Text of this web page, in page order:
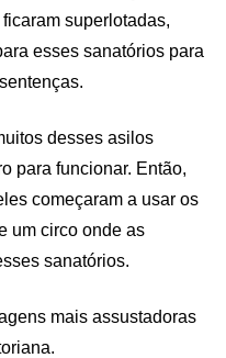
superlotadas,
esses sanatórios para
desses asilos
para funcionar. Então,
começaram a usar os
um circo onde as
sanatórios.
mais assustadoras